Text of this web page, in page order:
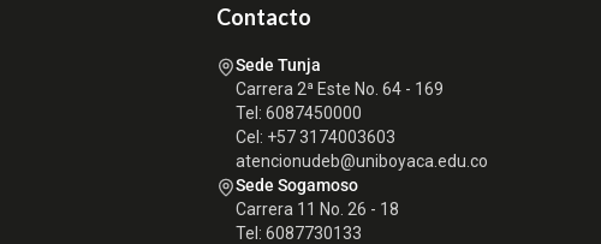
Contacto
Sede Tunja
Carrera 2ª Este No. 64 - 169
Tel: 6087450000
Cel: +57 3174003603
atencionudeb@uniboyaca.edu.co
Sede Sogamoso
Carrera 11 No. 26 - 18
Tel: 6087730133